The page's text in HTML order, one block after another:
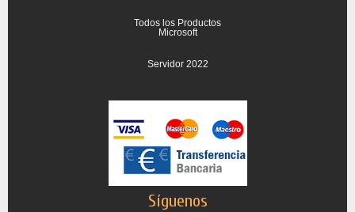
Todos los Productos
Microsoft
Servidor 2022
Síguenos